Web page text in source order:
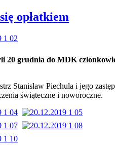
opłatkiem
20 grudnia do MDK
Stanisław Piechula i jego
świąteczne i noworoczne.